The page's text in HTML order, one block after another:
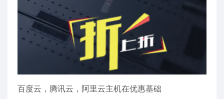
百度云，腾讯云，阿里云主机在优惠基础